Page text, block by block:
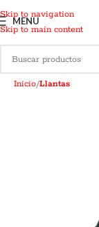
Skip to navigation
Skip to main content
MENU
Inicio Llantas